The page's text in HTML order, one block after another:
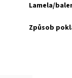
Lamela/
Způsob